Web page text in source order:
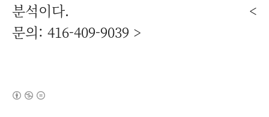
분석이다. <
문의: 416-409-9039 >